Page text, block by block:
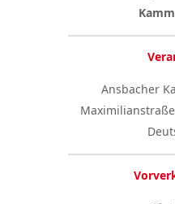
Ansbacher